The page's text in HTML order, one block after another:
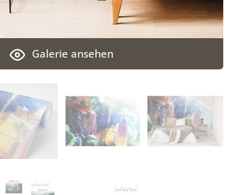
Galerie ansehen